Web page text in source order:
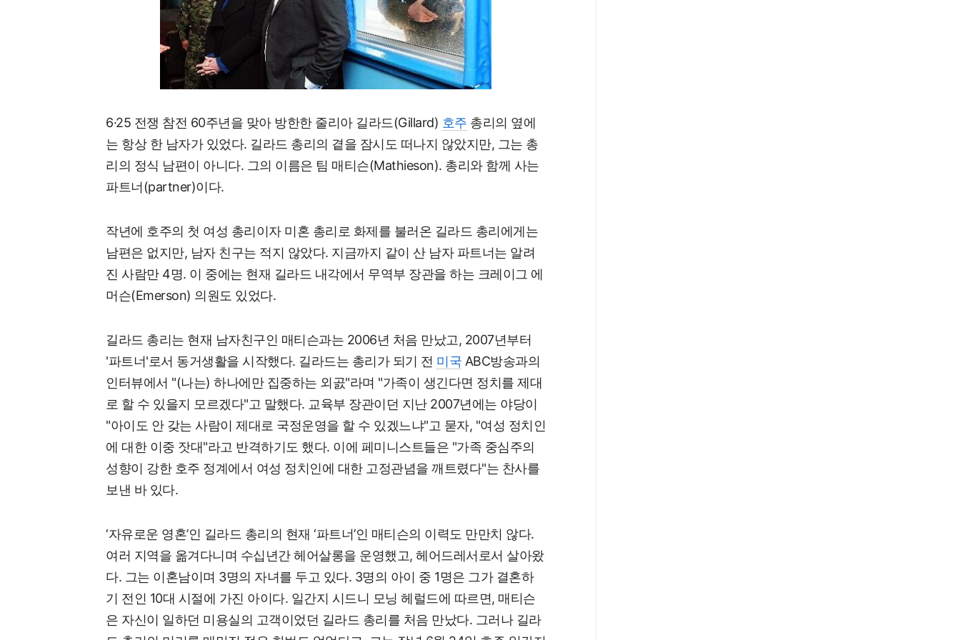
6·25 전쟁 참전 60주년을 맞아 방한한 줄리아 길라드(Gillard) 호주 총리의 옆에
는 항상 한 남자가 있었다. 길라드 총리의 곁을 잠시도 떠나지 않았지만, 그는 총
리의 정식 남편이 아니다. 그의 이름은 팀 매티슨(Mathieson). 총리와 함께 사는
파트너(partner)이다.
작년에 호주의 첫 여성 총리이자 미혼 총리로 화제를 불러온 길라드 총리에게는
남편은 없지만, 남자 친구는 적지 않았다. 지금까지 같이 산 남자 파트너는 알려
진 사람만 4명. 이 중에는 현재 길라드 내각에서 무역부 장관을 하는 크레이그 에
머슨(Emerson) 의원도 있었다.
길라드 총리는 현재 남자친구인 매티슨과는 2006년 처음 만났고, 2007년부터
'파트너'로서 동거생활을 시작했다. 길라드는 총리가 되기 전 미국 ABC방송과의
인터뷰에서 "(나는) 하나에만 집중하는 외곬"라며 "가족이 생긴다면 정치를 제대
로 할 수 있을지 모르겠다"고 말했다. 교육부 장관이던 지난 2007년에는 야당이
"아이도 안 갖는 사람이 제대로 국정운영을 할 수 있겠느냐"고 묻자, "여성 정치인
에 대한 이중 잣대"라고 반격하기도 했다. 이에 페미니스트들은 "가족 중심주의
성향이 강한 호주 정계에서 여성 정치인에 대한 고정관념을 깨트렸다"는 찬사를
보낸 바 있다.
‘자유로운 영혼’인 길라드 총리의 현재 ‘파트너’인 매티슨의 이력도 만만치 않다.
여러 지역을 옮겨다니며 수십년간 헤어살롱을 운영했고, 헤어드레서로서 살아왔
다. 그는 이혼남이며 3명의 자녀를 두고 있다. 3명의 아이 중 1명은 그가 결혼하
기 전인 10대 시절에 가진 아이다. 일간지 시드니 모닝 헤럴드에 따르면, 매티슨
은 자신이 일하던 미용실의 고객이었던 길라드 총리를 처음 만났다. 그러나 길라